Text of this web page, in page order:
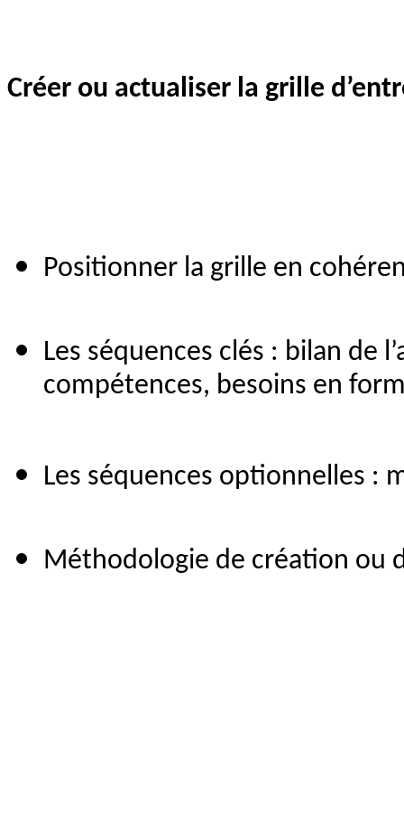
Créer ou actualiser la grille
Positionner la grille en
Les séquences clés : bilan de
compétences, besoins en
Les séquences optionnelles :
Méthodologie de création ou